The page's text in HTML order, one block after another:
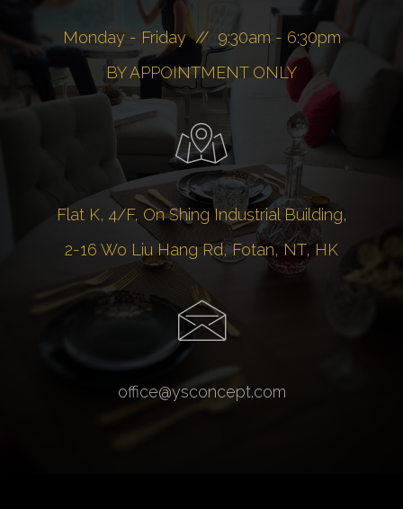
Monday - Friday // 9:30am - 6:30pm
BY APPOINTMENT ONLY
Flat K, 4/F, On Shing Industrial Building,
2-16 Wo Liu Hang Rd, Fotan, NT, HK
office@ysconcept.com